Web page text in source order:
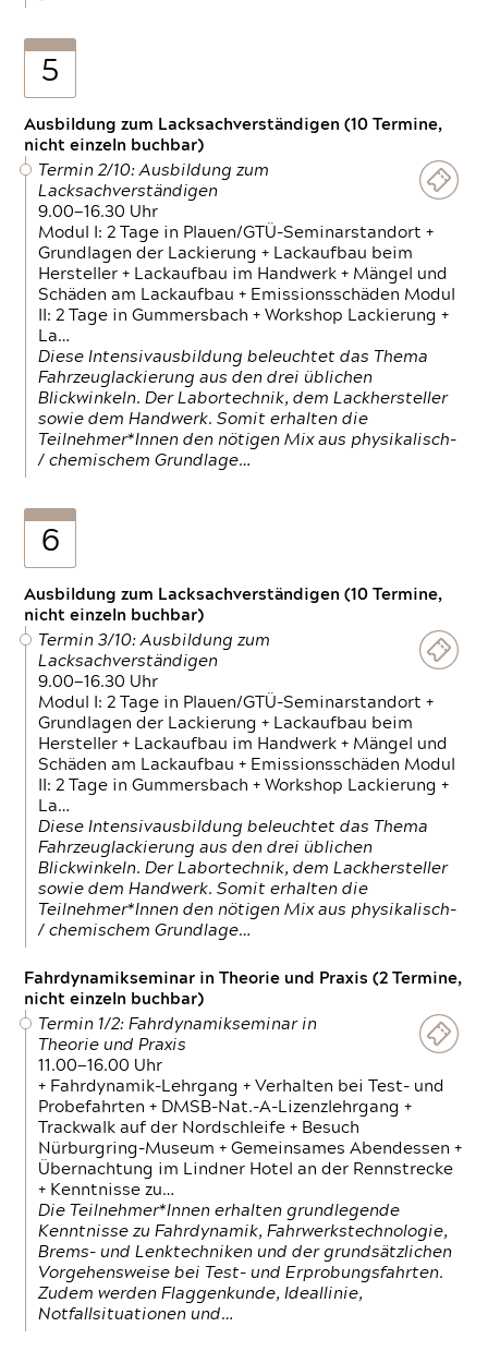
5
Ausbildung zum Lacksachverständigen (10 Termine,
nicht einzeln buchbar)
Termin 2/10: Ausbildung zum
Lacksachverständigen
9.00—16.30 Uhr
Modul I: 2 Tage in Plauen/GTÜ-Seminarstandort +
Grundlagen der Lackierung + Lackaufbau beim
Hersteller + Lackaufbau im Handwerk + Mängel und
Schäden am Lackaufbau + Emissionsschäden Modul
II: 2 Tage in Gummersbach + Workshop Lackierung +
La…
Diese Intensivausbildung beleuchtet das Thema
Fahrzeuglackierung aus den drei üblichen
Blickwinkeln. Der Labortechnik, dem Lackhersteller
sowie dem Handwerk. Somit erhalten die
Teilnehmer*Innen den nötigen Mix aus physikalisch-
/ chemischem Grundlage…
6
Ausbildung zum Lacksachverständigen (10 Termine,
nicht einzeln buchbar)
Termin 3/10: Ausbildung zum
Lacksachverständigen
9.00—16.30 Uhr
Modul I: 2 Tage in Plauen/GTÜ-Seminarstandort +
Grundlagen der Lackierung + Lackaufbau beim
Hersteller + Lackaufbau im Handwerk + Mängel und
Schäden am Lackaufbau + Emissionsschäden Modul
II: 2 Tage in Gummersbach + Workshop Lackierung +
La…
Diese Intensivausbildung beleuchtet das Thema
Fahrzeuglackierung aus den drei üblichen
Blickwinkeln. Der Labortechnik, dem Lackhersteller
sowie dem Handwerk. Somit erhalten die
Teilnehmer*Innen den nötigen Mix aus physikalisch-
/ chemischem Grundlage…
Fahrdynamikseminar in Theorie und Praxis (2 Termine,
nicht einzeln buchbar)
Termin 1/2: Fahrdynamikseminar in
Theorie und Praxis
11.00—16.00 Uhr
+ Fahrdynamik-Lehrgang + Verhalten bei Test- und
Probefahrten + DMSB-Nat.-A-Lizenzlehrgang +
Trackwalk auf der Nordschleife + Besuch
Nürburgring-Museum + Gemeinsames Abendessen +
Übernachtung im Lindner Hotel an der Rennstrecke
+ Kenntnisse zu…
Die Teilnehmer*Innen erhalten grundlegende
Kenntnisse zu Fahrdynamik, Fahrwerkstechnologie,
Brems- und Lenktechniken und der grundsätzlichen
Vorgehensweise bei Test- und Erprobungsfahrten.
Zudem werden Flaggenkunde, Ideallinie,
Notfallsituationen und…